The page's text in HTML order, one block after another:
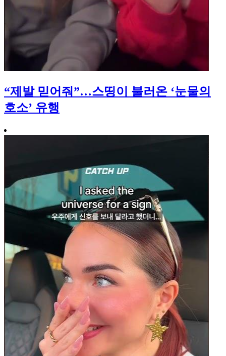
“제발 믿어줘”…스띵이 불러온 ‘눈물의
호소’ 유행